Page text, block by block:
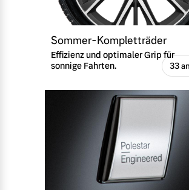
Sommer-Kompletträder
Effizienz und optimaler Grip für
sonnige Fahrten.
33